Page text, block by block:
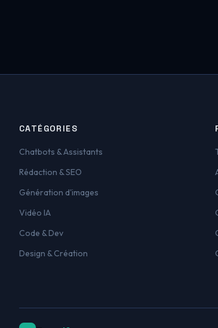
CATÉGORIES
Chatbots & Assistants
Rédaction & SEO
Génération d'images
Vidéo IA
Code & Dev
Design & Création